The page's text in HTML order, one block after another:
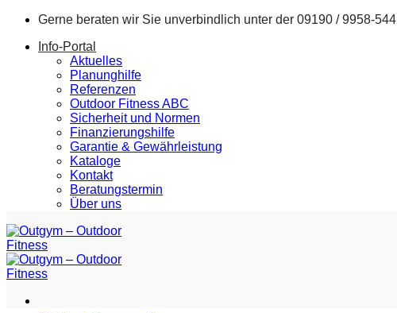
Zum
springen
Gerne beraten wir Sie unverbindlich unter der 09190 / 9958-544
Info-Portal
Aktuelles
Planunghilfe
Referenzen
Outdoor Fitness ABC
Sicherheit und Normen
Finanzierungshilfe
Garantie & Gewährleistung
Kataloge
Kontakt
Beratungstermin
Über uns